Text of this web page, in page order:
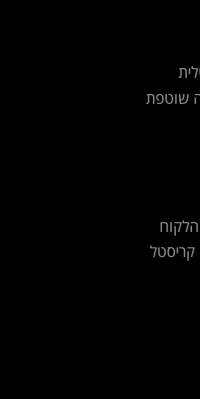
שוטפת